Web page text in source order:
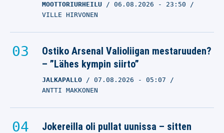
MOOTTORIURHEILU 06.08.2026 - 23:50
VILLE HIRVONEN
Ostiko Arsenal Valioliigan mestaruuden?
– ”Lähes kympin siirto”
JALKAPALLO 07.08.2026 - 05:07
ANTTI MAKKONEN
Jokereilla oli pullat uunissa – sitten